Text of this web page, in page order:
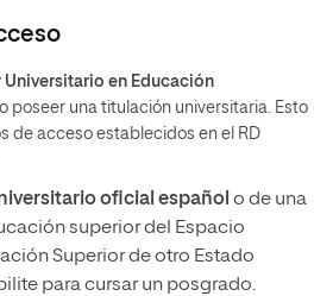
Universitario en Educación
poseer una titulación universitaria. Esto
de acceso establecidos en el RD
oficial español o de una
superior del Espacio
Superior de otro Estado
para cursar un posgrado.